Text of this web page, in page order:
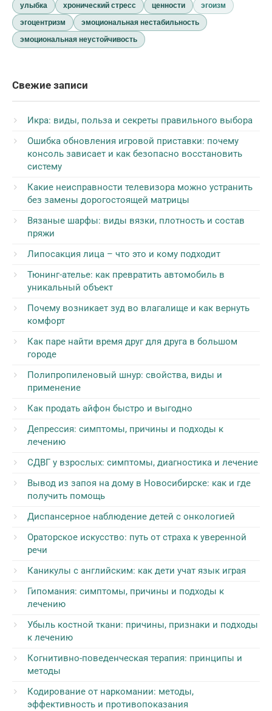
улыбка
хронический стресс ценности
эгоизм
эгоцентризм
эмоциональная нестабильность
эмоциональная неустойчивость
Свежие записи
Икра: виды, польза и секреты правильного выбора
Ошибка обновления игровой приставки: почему
консоль зависает и как безопасно восстановить
систему
Какие неисправности телевизора можно устранить
без замены дорогостоящей матрицы
Вязаные шарфы: виды вязки, плотность и состав
пряжи
Липосакция лица – что это и кому подходит
Тюнинг-ателье: как превратить автомобиль в
уникальный объект
Почему возникает зуд во влагалище и как вернуть
комфорт
Как паре найти время друг для друга в большом
городе
Полипропиленовый шнур: свойства, виды и
применение
Как продать айфон быстро и выгодно
Депрессия: симптомы, причины и подходы к
лечению
СДВГ у взрослых: симптомы, диагностика и лечение
Вывод из запоя на дому в Новосибирске: как и где
получить помощь
Диспансерное наблюдение детей с онкологией
Ораторское искусство: путь от страха к уверенной
речи
Каникулы с английским: как дети учат язык играя
Гипомания: симптомы, причины и подходы к
лечению
Убыль костной ткани: причины, признаки и подходы
к лечению
Когнитивно-поведенческая терапия: принципы и
методы
Кодирование от наркомании: методы,
эффективность и противопоказания